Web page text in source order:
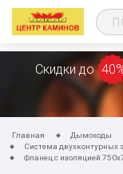
Скидки до
Главная Дымоходы
Система двухконтурных
Фланец с изоляцией